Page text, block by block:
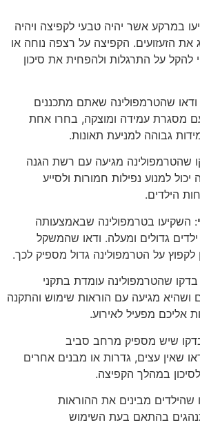
במרקע אשר יהיה טבעי לקפיצה ויהיה
את הזעזועים. הקפיצה על רצפה נוחה או
להקל על התרגלות ולהפחית את סיכון
ודאו שהטרמפולינה שאתם מתכננים
מסגרת עמידה ומוצקה, בחרו אחת
גבוהה למניעת תאונות.
שהטרמפולינה מגיעה עם רשת הגנה
למנוע נפילות חמורות ולסייע
הילדים.
: השקיעו בטרמפולינה שבאמצעותה
ילדים גדולים ומעלה. ודאו שהמשקל
לקפוץ על הטרמפולינה גדול מספיק לכך.
בדקו שהטרמפולינה עומדת בתקני
ושהיא מגיעה עם הוראות שימוש והתקנה
אליכם מפעיל לאירוע.
שיש מספיק מרחב סביב
שאין עצים, גדרות או מבנים אחרים
במהלך הקפיצה.
שהילדים מבינים את ההוראות
בהתאם בעת השימוש